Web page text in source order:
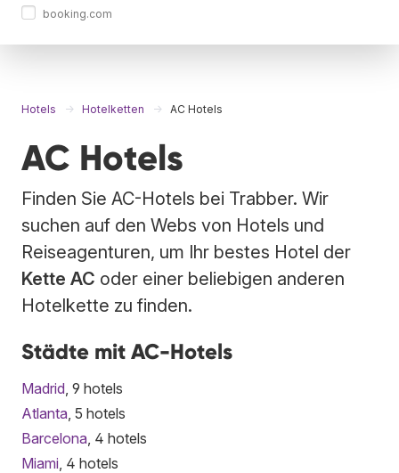
booking.com
Hotels Hotelketten AC Hotels
AC Hotels
Finden Sie AC-Hotels bei Trabber. Wir
suchen auf den Webs von Hotels und
Reiseagenturen, um Ihr bestes Hotel der
Kette AC oder einer beliebigen anderen
Hotelkette zu finden.
Städte mit AC-Hotels
Madrid , 9 hotels
Atlanta , 5 hotels
Barcelona , 4 hotels
Miami , 4 hotels